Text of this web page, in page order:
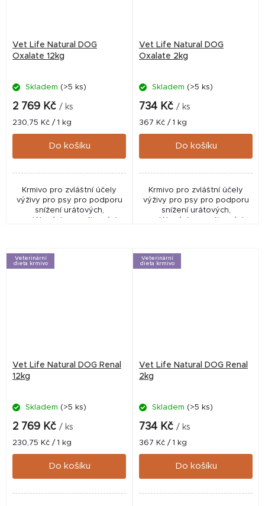
Vet Life Natural DOG
Oxalate 12kg
Skladem (>5 ks)
2 769 Kč / ks
Měrná
cena:
230,75 Kč / 1 kg
Do košíku
Krmivo pro zvláštní účely
výživy pro psy pro podporu
snížení urátových,
oxalátových a cystinových
Vet Life Natural DOG
Oxalate 2kg
Skladem (>5 ks)
734 Kč / ks
Měrná
cena:
367 Kč / 1 kg
Do košíku
Krmivo pro zvláštní účely
výživy pro psy pro podporu
snížení urátových,
oxalátových a cystinových
Veterinární
dieta krmivo
Vet Life Natural DOG Renal
12kg
Skladem (>5 ks)
2 769 Kč / ks
Měrná
cena:
230,75 Kč / 1 kg
Do košíku
Veterinární
dieta krmivo
Vet Life Natural DOG Renal
2kg
Skladem (>5 ks)
734 Kč / ks
Měrná
cena:
367 Kč / 1 kg
Do košíku